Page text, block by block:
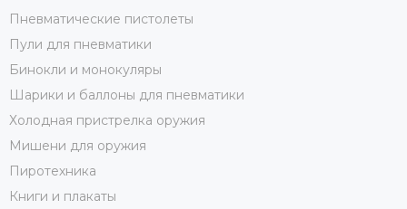
Пневматические пистолеты
Пули для пневматики
Бинокли и монокуляры
Шарики и баллоны для пневматики
Холодная пристрелка оружия
Мишени для оружия
Пиротехника
Книги и плакаты